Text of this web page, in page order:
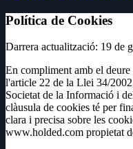
Política de Cookies
Darrera actualització: 19 de
En compliment amb el
l'article 22 de la Llei 34/
Societat de la Informació i
clàusula de cookies té per
clara i precisa sobre les
www.holded.com propietat